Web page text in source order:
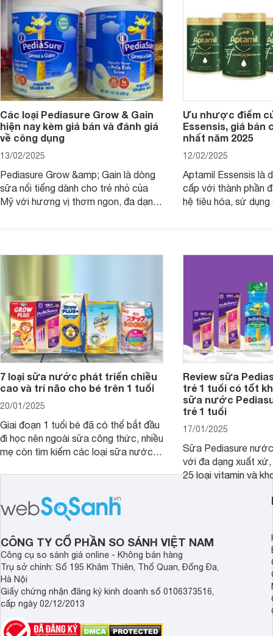
Meadow Fresh trên thị trường hiện
nay ra sao? Hãy cùng tìm hiểu ngay.
4 yếu tố sau.
Các loại Pediasure Grow & Gain
hiện nay kèm giá bán và đánh giá
về công dụng
13/02/2025
Pediasure Grow &amp; Gain là dòng
sữa nổi tiếng dành cho trẻ nhỏ của
Mỹ với hương vị thơm ngon, đa dạng
Pediasure Grow &amp; Gain hiện nay
Ưu nhược điểm
Essensis, giá bán
nhất năm 2025
12/02/2025
Aptamil Essensis là
cấp với thành phần
hệ tiêu hóa, sử
cùng Websosanh.vn
7 loại sữa nước phát triển chiều
cao và trí não cho bé trên 1 tuổi
20/01/2025
Giai đoạn 1 tuổi bé đã có thể bắt đầu
đi học nên ngoài sữa công thức, nhiều
mẹ còn tìm kiếm các loại sữa nước
trẻ. Dưới đây là 7 loại sữa nước phát
1 tuổi tốt mà mẹ bỉm nên lựa chọn.
Review sữa
trẻ 1 tuổi có tốt
sữa nước
trẻ 1 tuổi
17/01/2025
Sữa Pediasure
với đa dạng xuất
25 loại vitamin và
CÔNG TY CỔ PHẦN SO SÁNH VIỆT NAM
Công cụ so sánh giá online - Không bán hàng
Trụ sở chính: Số 195 Khâm Thiên, Thổ Quan, Đống Đa,
Hà Nội
Giấy chứng nhận đăng ký kinh doanh số 0106373516,
cấp ngày 02/12/2013